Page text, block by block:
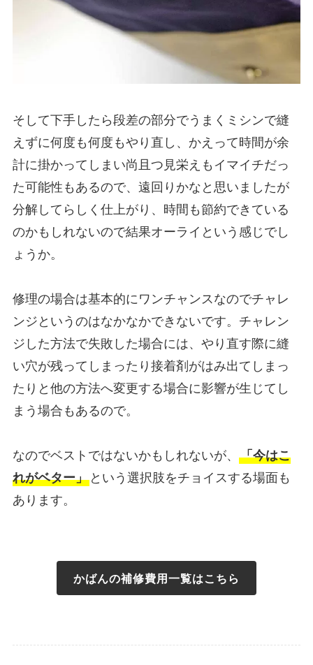
そして下手したら段差の部分でうまくミシンで縫
えずに何度も何度もやり直し、かえって時間が余
計に掛かってしまい尚且つ見栄えもイマイチだっ
た可能性もあるので、遠回りかなと思いましたが
分解してらしく仕上がり、時間も節約できている
のかもしれないので結果オーライという感じでし
ょうか。
修理の場合は基本的にワンチャンスなのでチャレ
ンジというのはなかなかできないです。チャレン
ジした方法で失敗した場合には、やり直す際に縫
い穴が残ってしまったり接着剤がはみ出てしまっ
たりと他の方法へ変更する場合に影響が生じてし
まう場合もあるので。
なのでベストではないかもしれないが、 「今はこ
れがベター」という選択肢をチョイスする場面も
あります。
かばんの補修費用一覧はこちら